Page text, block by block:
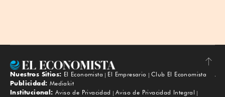
Subir
Nuestros Sitios: El Economista El Empresario
Club El Economista
Publicidad: Mediakit
Institucional: Aviso de Privacidad
Aviso de Privacidad Integral